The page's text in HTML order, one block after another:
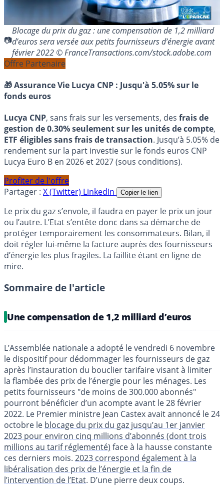
Blocage du prix du gaz : une compensation de 1,2 milliard
d’euros sera versée aux petits fournisseurs d’énergie avant
février 2022 © FranceTransactions.com/stock.adobe.com
Offre Partenaire
🎁 Assurance Vie Lucya CNP : Jusqu'à 5.05% sur le
fonds euros
Lucya CNP, sans frais sur les versements, des frais de
gestion de 0.30% seulement sur les unités de compte,
ETF éligibles sans frais de transaction. Jusqu’à 5.05% de
rendement sur la part investie sur le fonds euros CNP
Lucya Euro B en 2026 et 2027 (sous conditions).
Profiter de l'offre
Partager : X (Twitter) LinkedIn Copier le lien
Le prix du gaz s’envole, il faudra en payer le prix un jour
ou l’autre. L’Etat s’entête donc dans sa démarche de
protéger temporairement les consommateurs. Bilan, il
doit régler lui-même la facture auprès des fournisseurs
d’énergie les plus fragiles. La faillite étant en ligne de
mire.
Sommaire de l'article
Une compensation de 1,2 milliard d’euros
L’Assemblée nationale a adopté le vendredi 6 novembre
le dispositif pour dédommager les fournisseurs de gaz
après l’instauration du bouclier tarifaire visant à limiter
la flambée des prix de l’énergie pour les ménages. Les
petits fournisseurs "de moins de 300.000 abonnés"
pourront bénéficier d’un acompte avant le 28 février
2022. Le Premier ministre Jean Castex avait annoncé le 24
octobre le blocage du prix du gaz jusqu’au 1er janvier
2023 pour environ cinq millions d’abonnés (dont trois
millions au tarif réglementé) face à la hausse constante
ces derniers mois. 2023 correspond également à la
libéralisation des prix de l’énergie et la fin de
l’intervention de l’Etat. D’une pierre deux coups.